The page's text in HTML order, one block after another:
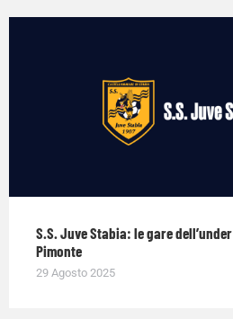
S.S. Juve Stabia: le gare
Pimonte
29 Agosto 2025